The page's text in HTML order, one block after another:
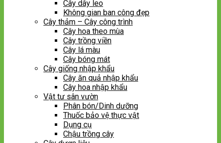
Cây dây leo
Không gian ban công đẹp
Cây thảm – Cây công trình
Cây hoa theo mùa
Cây trồng viền
Cây lá màu
Cây bóng mát
Cây giống nhập khẩu
Cây ăn quả nhập khẩu
Cây hoa nhập khẩu
Vật tư sân vườn
Phân bón/Dinh dưỡng
Thuốc bảo vệ thực vật
Dụng cụ
Chậu trồng cây